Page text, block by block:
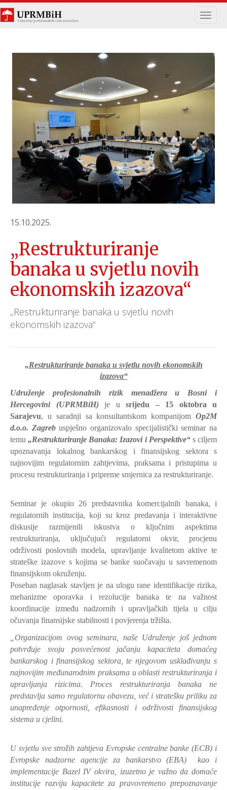
15.10.2025.
„Restrukturiranje
banaka u svjetlu novih
ekonomskih izazova“
„Restrukturiranje banaka u svjetlu novih
ekonomskih izazova“
„Restrukturiranje banaka u svjetlu novih ekonomskih
izazova“
Udruženje profesionalnih rizik menadžera u Bosni i
Hercegovini (UPRMBiH)je u srijedu – 15 oktobra u
Sarajevu, u saradnji sa konsultantskom kompanijom Op2M
d.o.o. Zagrebuspješno organizovalo specijalistički seminar na
temu„Restrukturiranje Banaka: Izazovi i Perspektive“ s ciljem
upoznavanja lokalnog bankarskog i finansijskog sektora s
najnovijim regulatornim zahtjevima, praksama i pristupima u
procesu restrukturiranja i pripreme smjernica za restrukturiranje.
Seminar je okupio 26 predstavnika komercijalnih banaka, i
regulatornih institucija, koji su kroz predavanja i interaktivne
diskusije razmijenili iskustva o ključnim aspektima
restrukturiranja, uključujući regulatorni okvir, procjenu
održivosti poslovnih modela, upravljanje kvalitetom aktive te
strateške izazove s kojima se banke suočavaju u savremenom
finansijskom okruženju.
Poseban naglasak stavljen je na ulogu rane identifikacije rizika,
mehanizme oporavka i rezolucije banaka te na važnost
koordinacije između nadzornih i upravljačkih tijela u cilju
očuvanja finansijske stabilnosti i povjerenja tržišta.
„Organizacijom ovog seminara, naše Udruženje još jednom
potvrđuje svoju posvećenost jačanju kapaciteta domaćeg
bankarskog i finansijskog sektora, te njegovom usklađivanju s
najnovijim međunarodnim praksama u oblasti restrukturiranja i
upravljanja rizicima. Proces restrukturiranja banaka ne
predstavlja samo regulatornu obavezu, već i stratešku priliku za
unapređenje otpornosti, efikasnosti i održivosti finansijskog
sistema u cjelini.
U svjetlu sve strožih zahtjeva Evropske centralne banke (ECB) i
Evropske nadzorne agencije za bankarstvo (EBA) kao i
implementacije Bazel IV okvira, izuzetno je važno da domaće
institucije razviju kapacitete za pravovremeno prepoznavanje